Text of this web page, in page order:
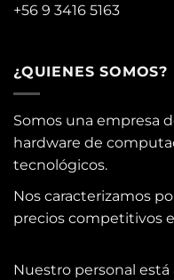
+56 9 3416 5163
¿QUIENES SOMOS?
Somos una empresa
hardware de
tecnológicos.
Nos caracterizamos
precios competitivos
Nuestro personal